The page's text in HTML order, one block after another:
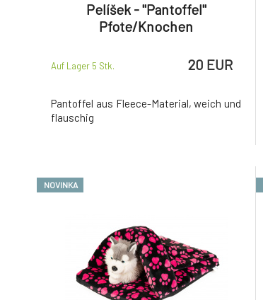
Pelíšek - "Pantoffel"
Pfote/Knochen
Auf Lager 5 Stk. 20 EUR
Pantoffel aus Fleece-Material, weich und
flauschig
NOVINKA